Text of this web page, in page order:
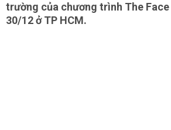
trường của chương trình The
30/12 ở TP HCM.